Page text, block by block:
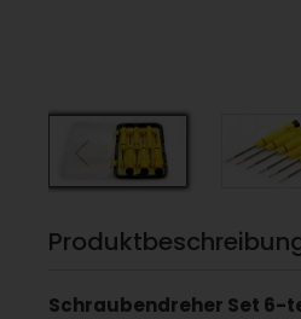
Schraubendreher Set 6-